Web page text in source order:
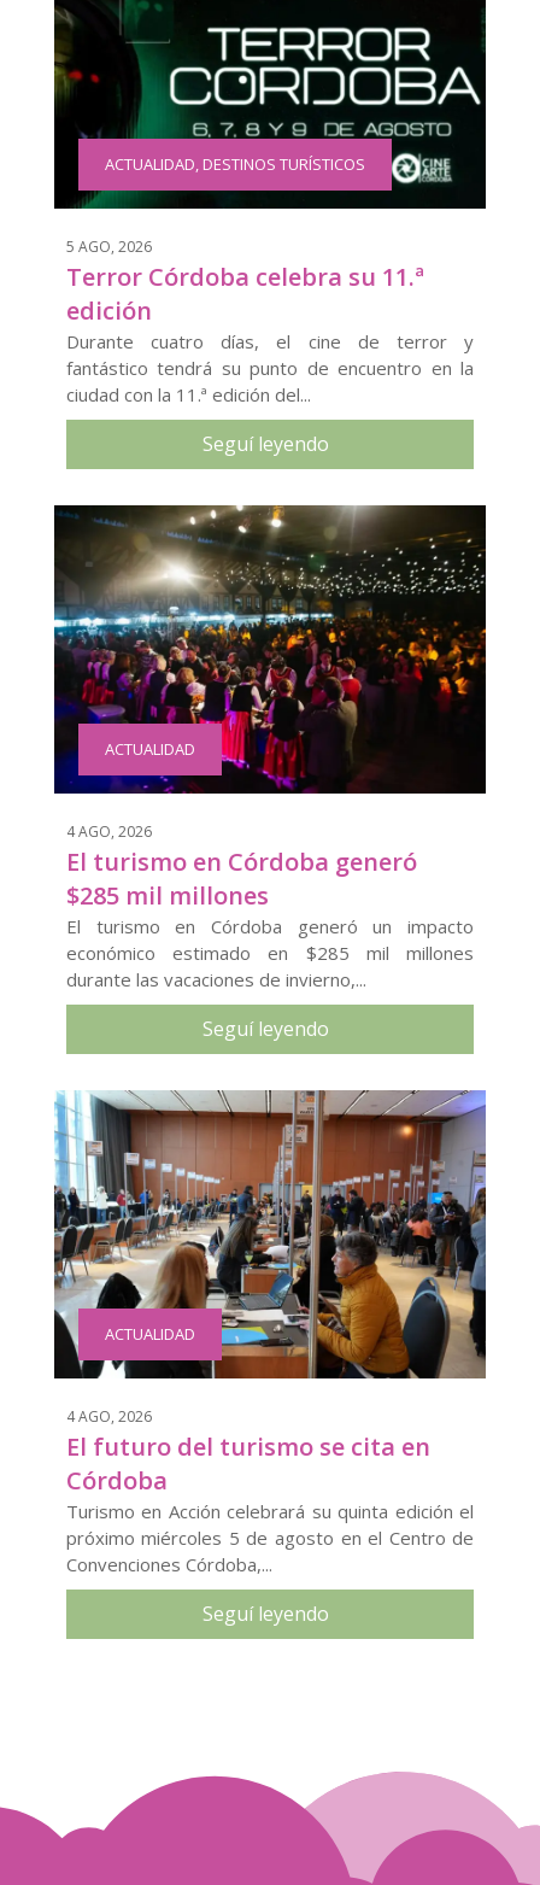
ACTUALIDAD,DESTINOS TURÍSTICOS
5 AGO, 2026
Terror Córdoba celebra su 11.ª
edición
Durante cuatro días, el cine de terror y
fantástico tendrá su punto de encuentro en la
ciudad con la 11.ª edición del...
Seguí leyendo
ACTUALIDAD
4 AGO, 2026
El turismo en Córdoba generó
$285 mil millones
El turismo en Córdoba generó un impacto
económico estimado en $285 mil millones
durante las vacaciones de invierno,...
Seguí leyendo
ACTUALIDAD
4 AGO, 2026
El futuro del turismo se cita en
Córdoba
Turismo en Acción celebrará su quinta edición el
próximo miércoles 5 de agosto en el Centro de
Convenciones Córdoba,...
Seguí leyendo